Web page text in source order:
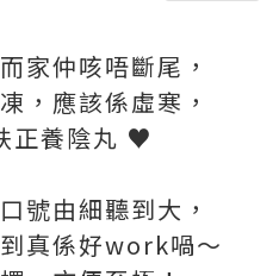
家仲咳唔斷尾，
，應該係虛寒，
正養陰丸 ♥
號由細聽到大，
真係好work喎～